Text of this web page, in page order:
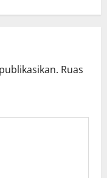
Ruas